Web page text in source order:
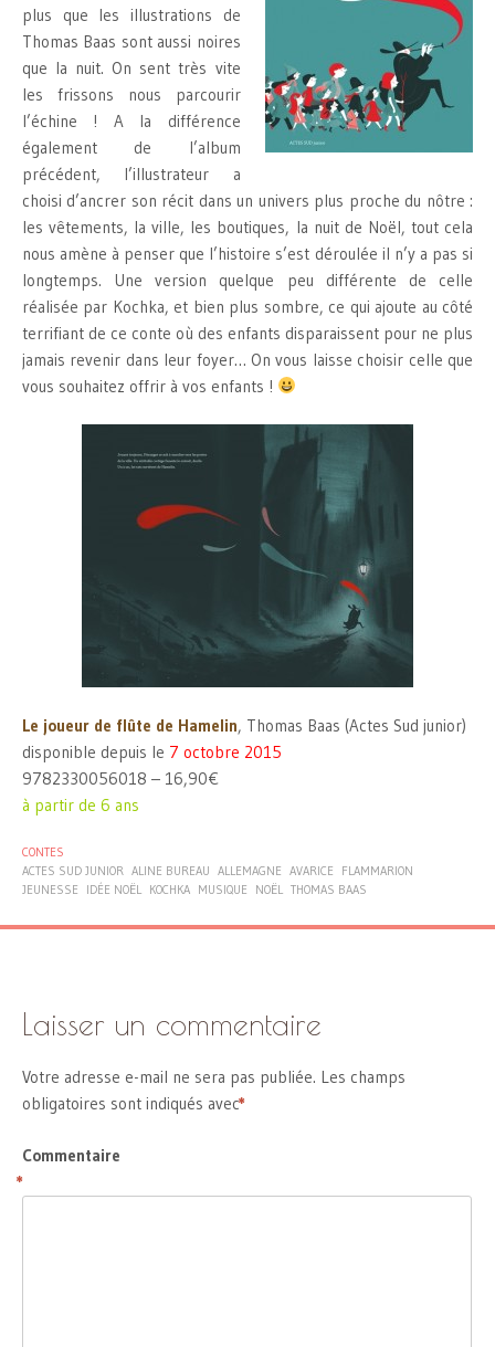
plus que les illustrations de
Thomas Baas sont aussi noires
que la nuit. On sent très vite
les frissons nous parcourir
l’échine ! A la différence
également de l’album
précédent, l’illustrateur a
choisi d’ancrer son récit dans un univers plus proche du nôtre :
les vêtements, la ville, les boutiques, la nuit de Noël, tout cela
nous amène à penser que l’histoire s’est déroulée il n’y a pas si
longtemps. Une version quelque peu différente de celle
réalisée par Kochka, et bien plus sombre, ce qui ajoute au côté
terrifiant de ce conte où des enfants disparaissent pour ne plus
jamais revenir dans leur foyer… On vous laisse choisir celle que
vous souhaitez offrir à vos enfants !
Le joueur de flûte de Hamelin, Thomas Baas (Actes Sud junior)
disponible depuis le 7 octobre 2015
9782330056018 – 16,90€
à partir de 6 ans
CONTES
ACTES SUD JUNIOR ALINE BUREAU ALLEMAGNE AVARICE
FLAMMARION
JEUNESSE
IDÉE NOËL KOCHKA MUSIQUE NOËL THOMAS BAAS
Laisser un commentaire
Votre adresse e-mail ne sera pas publiée. Les champs
obligatoires sont indiqués avec
*
Commentaire
*